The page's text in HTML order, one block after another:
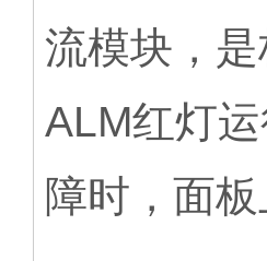
流模块，
ALM红灯
障时，面